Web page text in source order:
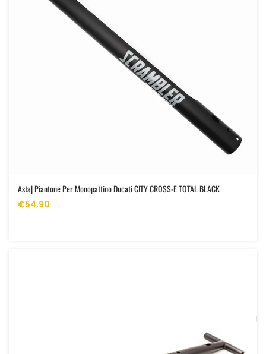
Asta| Piantone Per Monopattino Ducati CITY CROSS-E TOTAL BLACK
€54,90